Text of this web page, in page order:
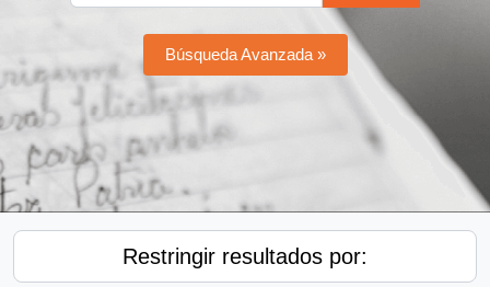
Búsqueda Avanzada »
Restringir resultados por: